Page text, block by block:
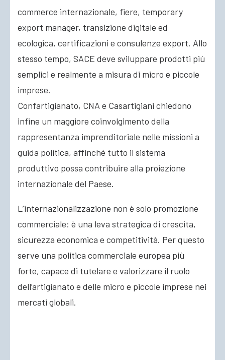
commerce internazionale, fiere, temporary
export manager, transizione digitale ed
ecologica, certificazioni e consulenze export. Allo
stesso tempo, SACE deve sviluppare prodotti più
semplici e realmente a misura di micro e piccole
imprese.
Confartigianato, CNA e Casartigiani chiedono
infine un maggiore coinvolgimento della
rappresentanza imprenditoriale nelle missioni a
guida politica, affinché tutto il sistema
produttivo possa contribuire alla proiezione
internazionale del Paese.
L’internazionalizzazione non è solo promozione
commerciale: è una leva strategica di crescita,
sicurezza economica e competitività. Per questo
serve una politica commerciale europea più
forte, capace di tutelare e valorizzare il ruolo
dell’artigianato e delle micro e piccole imprese nei
mercati globali.